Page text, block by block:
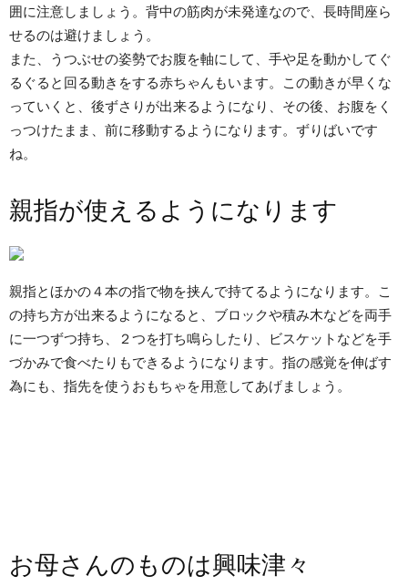
囲に注意しましょう。背中の筋肉が未発達なので、長時間座ら
せるのは避けましょう。
また、うつぶせの姿勢でお腹を軸にして、手や足を動かしてぐ
るぐると回る動きをする赤ちゃんもいます。この動きが早くな
っていくと、後ずさりが出来るようになり、その後、お腹をく
っつけたまま、前に移動するようになります。ずりばいです
ね。
親指が使えるようになります
親指とほかの４本の指で物を挟んで持てるようになります。こ
の持ち方が出来るようになると、ブロックや積み木などを両手
に一つずつ持ち、２つを打ち鳴らしたり、ビスケットなどを手
づかみで食べたりもできるようになります。指の感覚を伸ばす
為にも、指先を使うおもちゃを用意してあげましょう。
お母さんのものは興味津々